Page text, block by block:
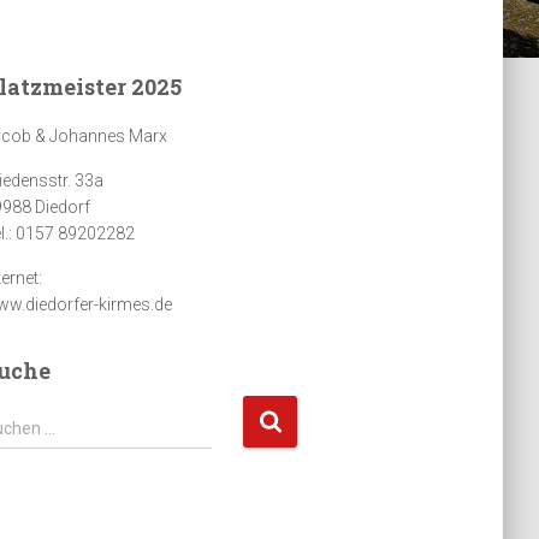
2025
& Johannes Marx
33a
Diedorf
0157 89202282
kirmes.de
…